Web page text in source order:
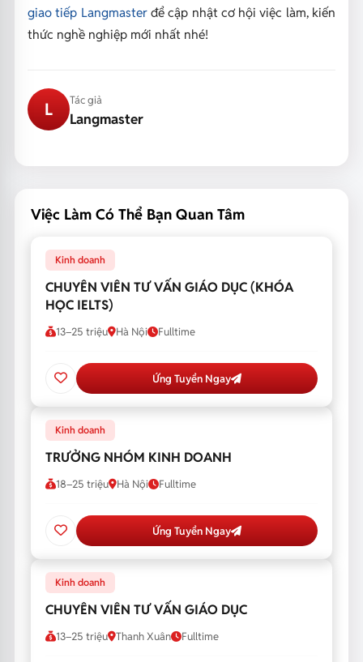
giao tiếp Langmasterđể cập nhật cơ hội việc làm, kiến
thức nghề nghiệp mới nhất nhé!
L Tác giả
Langmaster
Việc Làm Có Thể Bạn Quan Tâm
Kinh doanh
CHUYÊN VIÊN TƯ VẤN GIÁO DỤC (KHÓA
HỌC IELTS)
13–25 triệu Hà Nội Fulltime
Ứng Tuyển Ngay
Kinh doanh
TRƯỞNG NHÓM KINH DOANH
18–25 triệu Hà Nội Fulltime
Ứng Tuyển Ngay
Kinh doanh
CHUYÊN VIÊN TƯ VẤN GIÁO DỤC
13–25 triệu Thanh Xuân Fulltime